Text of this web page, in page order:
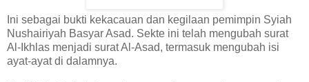
Ini sebagai bukti kekacauan dan kegilaan pemimpin Syiah
Nushairiyah Basyar Asad. Sekte ini telah mengubah surat
Al-Ikhlas menjadi surat Al-Asad, termasuk mengubah isi
ayat-ayat di dalamnya.